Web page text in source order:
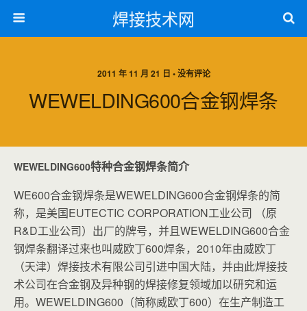
焊接技术网
2011 年 11 月 21 日 • 没有评论
WEWELDING600合金钢焊条
WEWELDING600特种合金钢焊条简介
WE600合金钢焊条是WEWELDING600合金钢焊条的简
称，是美国EUTECTIC CORPORATION工业公司 （原
R&D工业公司）出厂的牌号，并且WEWELDING600合金
钢焊条翻译过来也叫威欧丁600焊条，2010年由威欧丁
（天津）焊接技术有限公司引进中国大陆，并由此焊接技
术公司在合金钢及异种钢的焊接修复领域加以研究和运
用。 WEWELDING600（简称威欧丁600）在生产制造工